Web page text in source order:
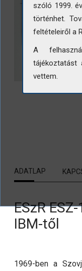
ADATLAP
ESzR
IBM-től
1969-ben a
szóló 1999.
történhet.
feltételeiről a
A
tájékoztatást
vettem.